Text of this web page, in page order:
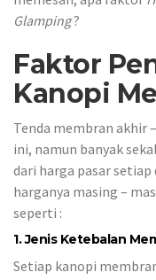
Glamping?
Faktor
Kanopi
Tenda membran akhir
ini, namun banyak
dari harga pasar
harganya masing –
seperti :
1. Jenis Ketebalan
Setiap kanopi